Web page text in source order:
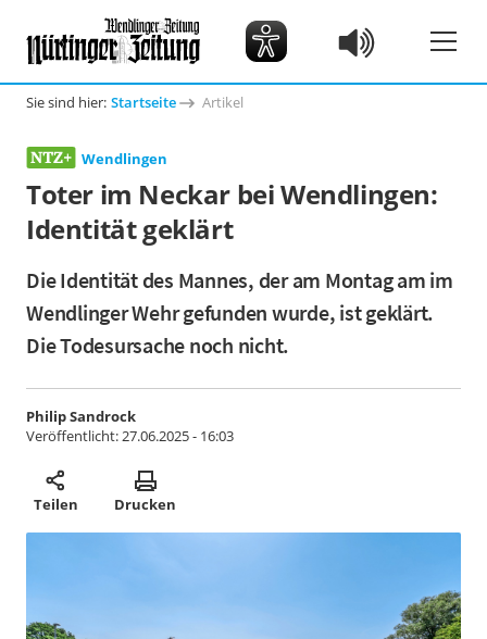
Sie sind hier: Startseite Artikel
Wendlingen
Toter im Neckar bei Wendlingen:
Identität geklärt
Die Identität des Mannes, der am Montag am im
Wendlinger Wehr gefunden wurde, ist geklärt.
Die Todesursache noch nicht.
Philip Sandrock
Veröffentlicht:27.06.2025 - 16:03
Teilen Drucken